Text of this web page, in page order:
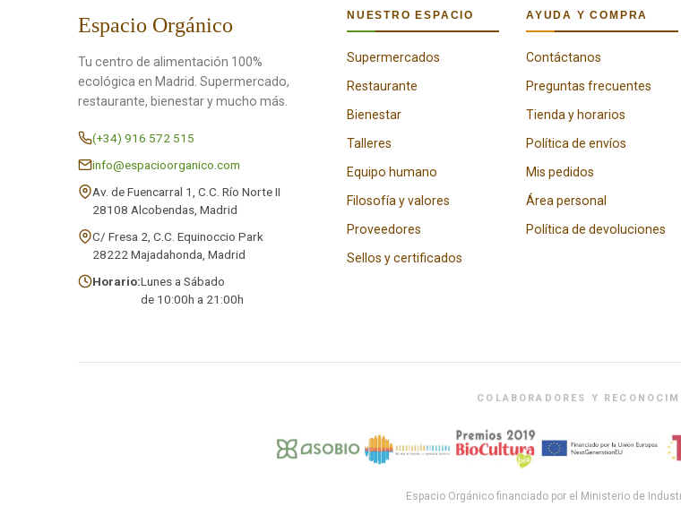
Espacio Orgánico
Tu centro de alimentación 100%
ecológica en Madrid. Supermercado,
restaurante, bienestar y mucho más.
(+34) 916 572 515
info@espacioorganico.com
Av. de Fuencarral 1, C.C. Río Norte II
28108 Alcobendas, Madrid
C/ Fresa 2, C.C. Equinoccio Park
28222 Majadahonda, Madrid
Horario:Lunes a Sábado
de 10:00h a 21:00h
NUESTRO ESPACIO
Supermercados
Restaurante
Bienestar
Talleres
Equipo humano
Filosofía y valores
Proveedores
Sellos y certificados
AYUDA Y COMPRA
Contáctanos
Preguntas frecuentes
Tienda y horarios
Política de envíos
Mis pedidos
Área personal
Política de devoluciones
COLABORADORES Y
Espacio Orgánico financiado por el Ministerio de